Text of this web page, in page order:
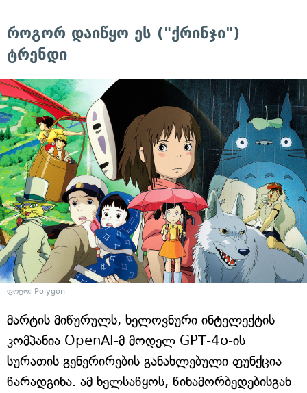
როგორ დაიწყო ეს ("ქრინჯი")
ტრენდი
ფოტო: Polygon
მარტის მიწურულს, ხელოვნური ინტელექტის
კომპანია OpenAI-მ მოდელ GPT-4o-ის
სურათის გენერირების განახლებული ფუნქცია
წარადგინა. ამ ხელსაწყოს, წინამორბედებისგან